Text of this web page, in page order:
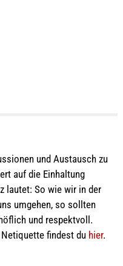
und Austausch zu
auf die Einhaltung
lautet: So wie wir in der
umgehen, so sollten
und respektvoll.
findest du hier.